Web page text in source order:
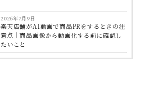
2026年7月9日
楽天店舗がAI動画で商品PRをするときの注
意点｜商品画像から動画化する前に確認し
たいこと